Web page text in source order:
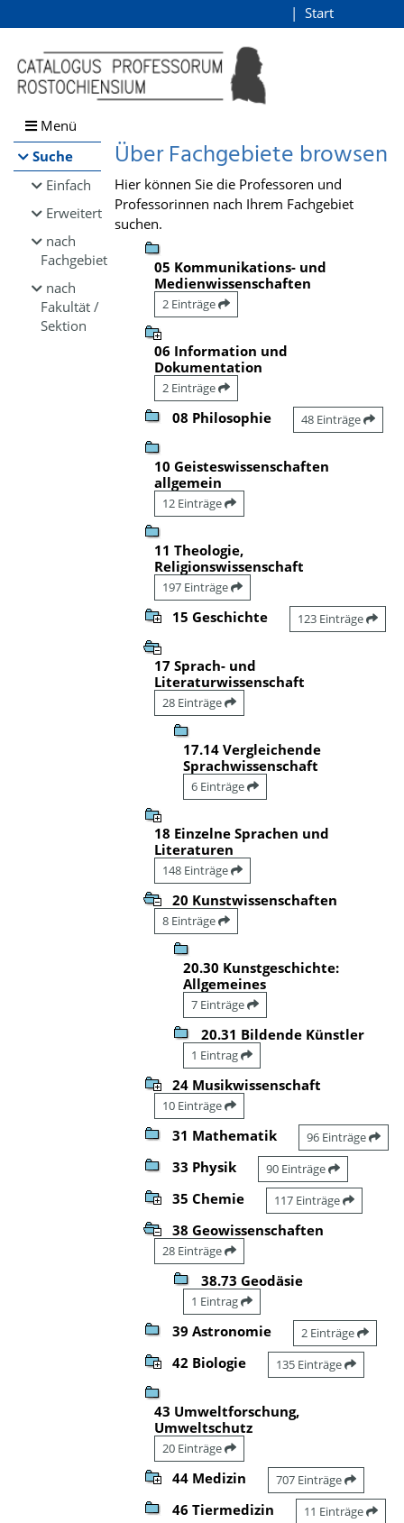
Browsen
direkt zum Inhalt
Start
Menü
Suche
Einfach
Erweitert
nach
Fachgebiet
nach
Fakultät /
Sektion
Über Fachgebiete browsen
Hier können Sie die Professoren und
Professorinnen nach Ihrem Fachgebiet
suchen.
05 Kommunikations- und
Medienwissenschaften
2 Einträge
06 Information und
Dokumentation
2 Einträge
08 Philosophie 48 Einträge
10 Geisteswissenschaften
allgemein
12 Einträge
11 Theologie,
Religionswissenschaft
197 Einträge
15 Geschichte 123 Einträge
17 Sprach- und
Literaturwissenschaft
28 Einträge
17.14 Vergleichende
Sprachwissenschaft
6 Einträge
18 Einzelne Sprachen und
Literaturen
148 Einträge
20 Kunstwissenschaften
8 Einträge
20.30 Kunstgeschichte:
Allgemeines
7 Einträge
20.31 Bildende Künstler
1 Eintrag
24 Musikwissenschaft
10 Einträge
31 Mathematik 96 Einträge
33 Physik 90 Einträge
35 Chemie 117 Einträge
38 Geowissenschaften
28 Einträge
38.73 Geodäsie
1 Eintrag
39 Astronomie 2 Einträge
42 Biologie 135 Einträge
43 Umweltforschung,
Umweltschutz
20 Einträge
44 Medizin 707 Einträge
46 Tiermedizin 11 Einträge